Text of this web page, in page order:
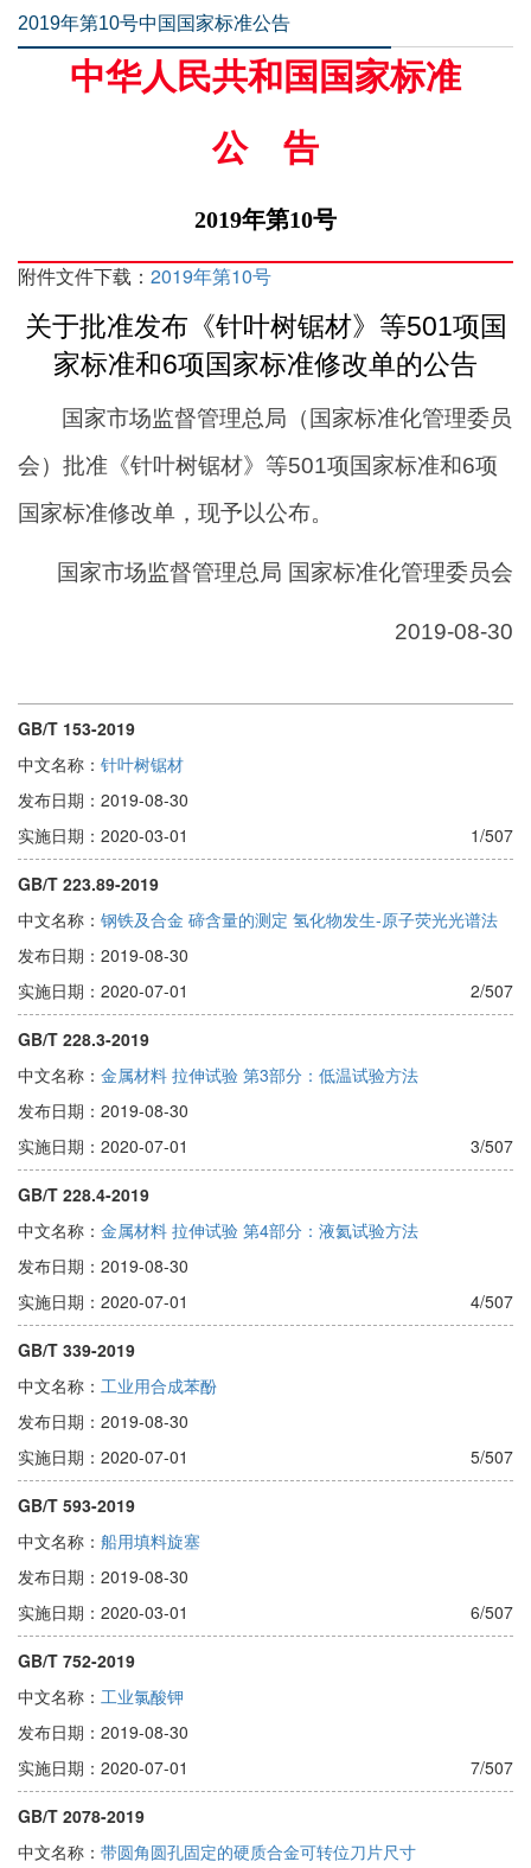
2019年第10号中国国家标准公告
中华人民共和国国家标准
公告
2019年第10号
附件文件下载： 2019年第10号
关于批准发布《针叶树锯材》等501项国
家标准和6项国家标准修改单的公告
国家市场监督管理总局（国家标准化管理委员
会）批准《针叶树锯材》等501项国家标准和6项
国家标准修改单，现予以公布。
国家市场监督管理总局 国家标准化管理委员会
2019-08-30
GB/T 153-2019
中文名称： 针叶树锯材
发布日期：2019-08-30
实施日期：2020-03-01
1/507
GB/T 223.89-2019
中文名称： 钢铁及合金 碲含量的测定 氢化物发生-原子荧光光谱法
发布日期：2019-08-30
实施日期：2020-07-01
2/507
GB/T 228.3-2019
中文名称： 金属材料 拉伸试验 第3部分：低温试验方法
发布日期：2019-08-30
实施日期：2020-07-01
3/507
GB/T 228.4-2019
中文名称： 金属材料 拉伸试验 第4部分：液氦试验方法
发布日期：2019-08-30
实施日期：2020-07-01
4/507
GB/T 339-2019
中文名称： 工业用合成苯酚
发布日期：2019-08-30
实施日期：2020-07-01
5/507
GB/T 593-2019
中文名称： 船用填料旋塞
发布日期：2019-08-30
实施日期：2020-03-01
6/507
GB/T 752-2019
中文名称： 工业氯酸钾
发布日期：2019-08-30
实施日期：2020-07-01
7/507
GB/T 2078-2019
中文名称： 带圆角圆孔固定的硬质合金可转位刀片尺寸